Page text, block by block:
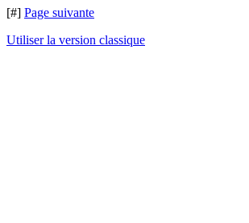
[#] Page suivante
Utiliser la version classique